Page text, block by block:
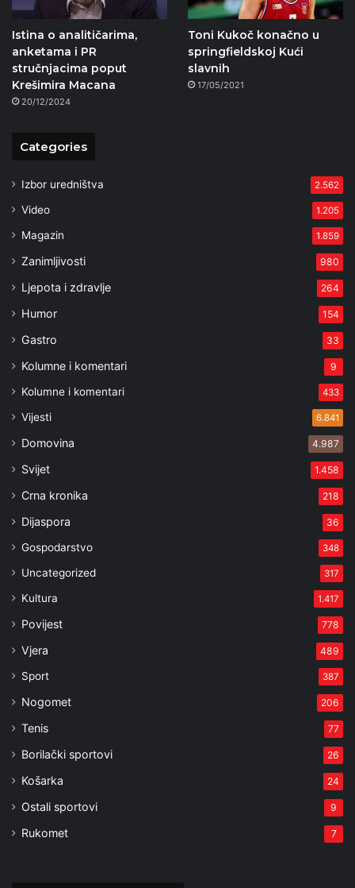
Istina o analitičarima,
anketama i PR
stručnjacima poput
Krešimira Macana
20/12/2024
Toni Kukoč konačno u
springfieldskoj Kući
slavnih
17/05/2021
Categories
Izbor uredništva 2.562
Video 1.205
Magazin 1.859
Zanimljivosti 980
Ljepota i zdravlje 264
Humor 154
Gastro 33
Kolumne i komentari 9
Kolumne i komentari 433
Vijesti 6.841
Domovina 4.987
Svijet 1.458
Crna kronika 218
Dijaspora 36
Gospodarstvo 348
Uncategorized 317
Kultura 1.417
Povijest 778
Vjera 489
Sport 387
Nogomet 206
Tenis 77
Borilački sportovi 26
Košarka 24
Ostali sportovi 9
Rukomet 7